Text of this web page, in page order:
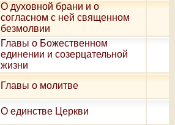
О духовной брани и о
согласном с ней священном
безмолвии
Главы о Божественном
единении и созерцательной
жизни
Главы о молитве
О единстве Церкви